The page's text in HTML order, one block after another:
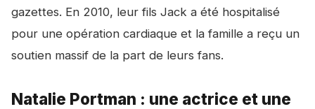
gazettes. En 2010, leur fils Jack a été hospitalisé
pour une opération cardiaque et la famille a reçu un
soutien massif de la part de leurs fans.
Natalie Portman : une actrice et une